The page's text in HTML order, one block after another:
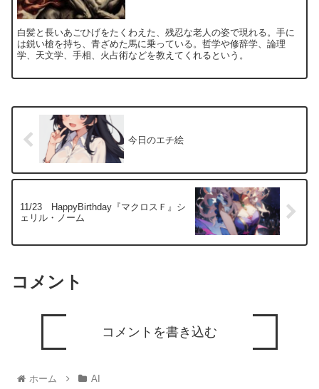
白髪と長いあごひげをたくわえた、残忍な老人の姿で現れる。手に
は鋭い槍を持ち、青ざめた馬に乗っている。哲学や修辞学、論理
学、天文学、手相、火占術などを教えてくれるという。
今日のエチ絵
11/23 HappyBirthday『マクロスＦ』シ
ェリル・ノーム
コメント
コメントを書き込む
ホーム AI